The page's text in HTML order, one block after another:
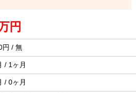
円
円 / 無
/ 1ヶ月
/ 0ヶ月